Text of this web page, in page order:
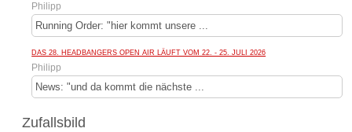
Philipp
Running Order: "hier kommt unsere ...
DAS 28. HEADBANGERS OPEN AIR LÄUFT VOM 22. - 25. JULI 2026
Philipp
News: "und da kommt die nächste ...
Zufallsbild